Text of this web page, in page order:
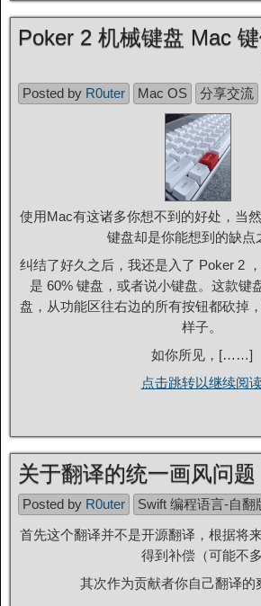
Poker 2 机械键盘 Mac
Posted by R0uter Mac OS 分享交流
使用Mac有这诸多你想不到的好处，当
键盘却是你能想到的缺点
纠结了好久之后，我还是入了 Poker 2
是 60% 键盘，或者说小键盘。这款键
盘，从功能区往右边的所有按钮都砍掉
样子。
如你所见，[……]
点击跳转以继续阅
关于翻译的统一画风问题
Posted by R0uter
Swift 编程语言-自翻
首先这个翻译并不是开源翻译，根据将
得到补偿（可能不多
其次作为贡献者你自己翻译的